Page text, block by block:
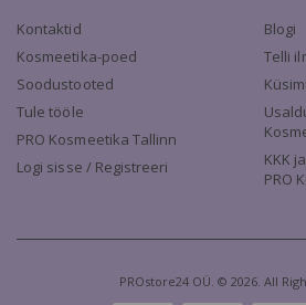
Kontaktid
Kosmeetika-poed
Soodustooted
Tule tööle
PRO Kosmeetika Tallinn
Logi sisse / Registreeri
Blogi
Telli
KKK
PRO
PROstore24 OÜ. © 2026. All